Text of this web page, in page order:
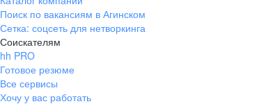
Поиск по вакансиям в Агинском
Сетка: соцсеть для нетворкинга
Соискателям
hh PRO
Готовое резюме
Все сервисы
Хочу у вас работать